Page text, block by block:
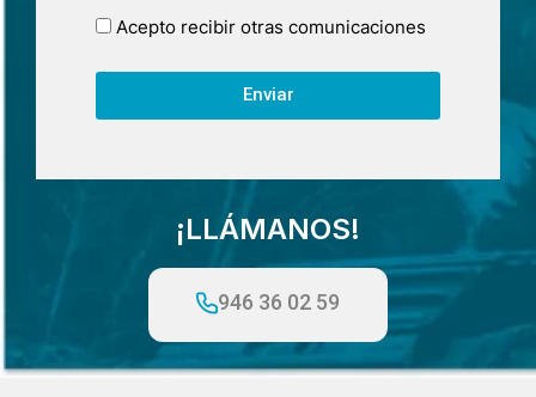
Acepto recibir otras comunicaciones
Enviar
¡LLÁMANOS!
946 36 02 59